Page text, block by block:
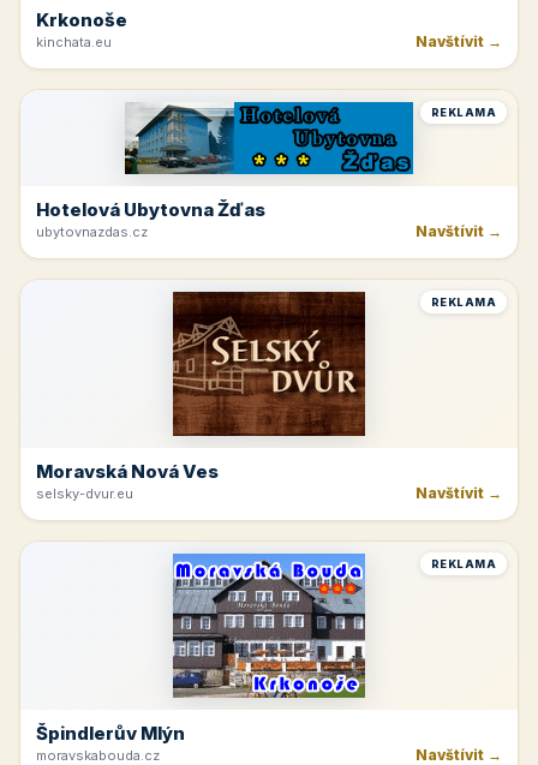
Krkonoše
kinchata.eu Navštívit →
REKLAMA
Hotelová Ubytovna Žďas
ubytovnazdas.cz Navštívit →
REKLAMA
Moravská Nová Ves
selsky-dvur.eu Navštívit →
REKLAMA
Špindlerův Mlýn
moravskabouda.cz Navštívit →